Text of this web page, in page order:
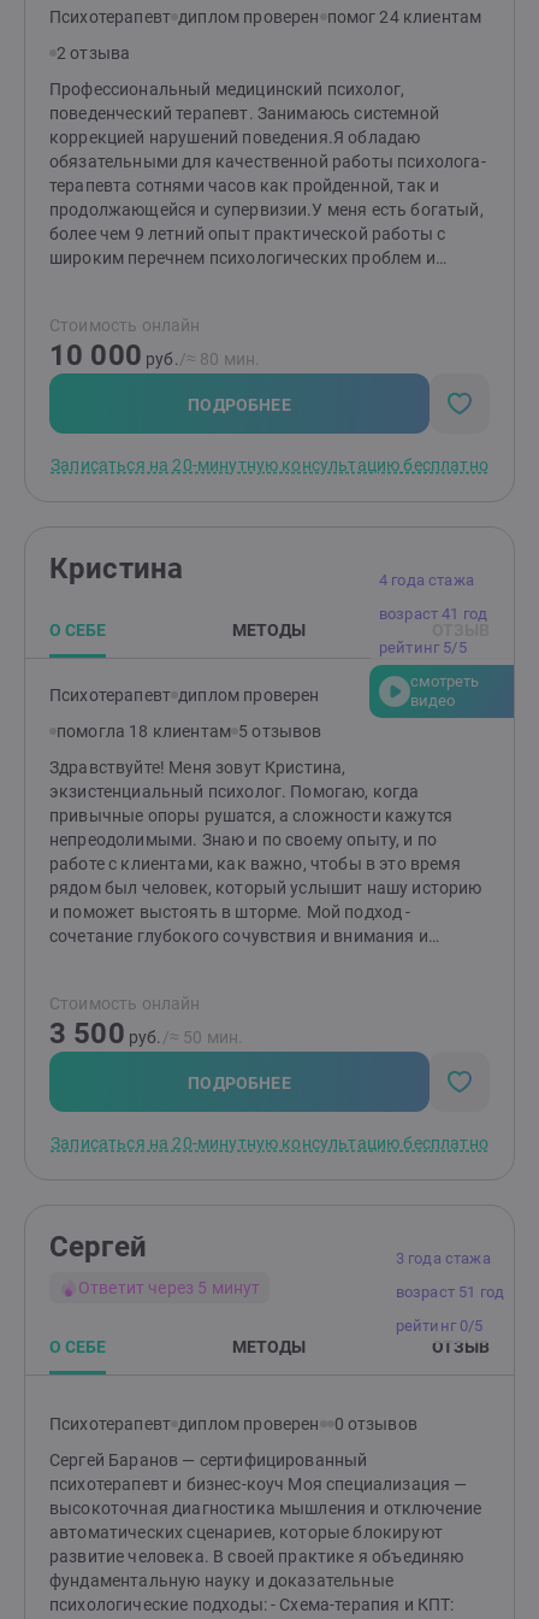
Психотерапевт диплом проверен помог 24 клиентам
2 отзыва
Профессиональный медицинский психолог,
поведенческий терапевт. Занимаюсь системной
коррекцией нарушений поведения.Я обладаю
обязательными для качественной работы психолога-
терапевта сотнями часов как пройденной, так и
продолжающейся и супервизии.У меня есть богатый,
более чем 9 летний опыт практической работы с
широким перечнем психологических проблем и
охват дальнего и ближнего зарубежья. Как в формате
частной практики, так и в сотрудничестве с
организациями.Помогаюв процессе психологической
работы эффективно использовать свои внутренние
ресурсы для решения конкретных жизненных
психокоррекцию для изменения поведенческих
всех этапах. Ключевые составляющие
Стоимость онлайн
10 000 руб./≈ 80 мин.
ПОДРОБНЕЕ
Записаться на 20-минутную консультацию бесплатно
4 года стажа
возраст 41 год
рейтинг 5/5
смотреть
видео
Кристина
О СЕБЕ МЕТОДЫ
Психотерапевт диплом проверен
помогла 18 клиентам 5 отзывов
Здравствуйте! Меня зовут Кристина,
экзистенциальный психолог. Помогаю, когда
привычные опоры рушатся, а сложности кажутся
непреодолимыми. Знаю и по своему опыту, и по
работе с клиентами, как важно, чтобы в это время
рядом был человек, который услышит нашу историю
и поможет выстоять в шторме. Мой подход -
сочетание глубокого сочувствия и внимания и
диалог, в котором мы вместе исследуем то, что важно
для Вас в русле актуального запроса. Я
специализируюсь на темах: личные и
профессиональные кризисы, сложности в
отношениях, самооценка и самокритика, потери,
повышения квалификации, 100+ часов супервизий.
разносторонний, увлекающийся человек. Занимаюсь
жизни. Выбор "своего" психолога - важный шаг. Если
откликается мой подход, приглашаю на встречу. Мы
познакомимся, разберем, что беспокоит, рассмотрим
варианты работы.
Стоимость онлайн
3 500 руб. /≈ 50 мин.
ПОДРОБНЕЕ
Записаться на 20-минутную консультацию бесплатно
3 года стажа
возраст 51 год
рейтинг 0/5
Сергей
Ответит через 5 минут
О СЕБЕ МЕТОДЫ ОТЗЫВ
Психотерапевт диплом проверен
0 отзывов
Сергей Баранов — сертифицированный
психотерапевт и бизнес-коуч Моя специализация —
высокоточная диагностика мышления и отключение
автоматических сценариев, которые блокируют
развитие человека. В своей практике я объединяю
фундаментальную науку и доказательные
психологические подходы: - Схема-терапия и КПТ: